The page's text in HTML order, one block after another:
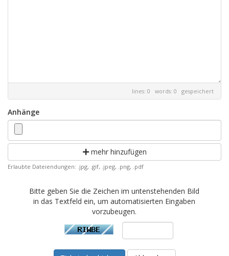
lines: 0 words: 0 gespeichert
Anhänge
mehr hinzufügen
Erlaubte Dateiendungen: .jpg, .gif, .jpeg, .png, .pdf
Bitte geben Sie die Zeichen im untenstehenden Bild
in das Textfeld ein, um automatisierten Eingaben
vorzubeugen.